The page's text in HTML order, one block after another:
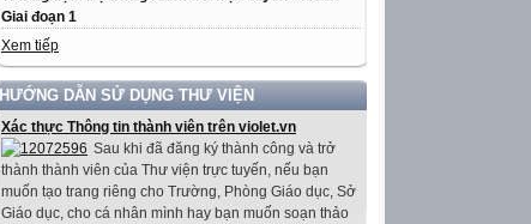
Giai đoạn 1
Xem tiếp
HƯỚNG DẪN SỬ DỤNG THƯ VIỆN
Xác thực Thông tin thành viên trên violet.vn
Sau khi đã đăng ký thành công và trở
thành thành viên của Thư viện trực tuyến, nếu bạn
muốn tạo trang riêng cho Trường, Phòng Giáo dục, Sở
Giáo dục, cho cá nhân mình hay bạn muốn soạn thảo